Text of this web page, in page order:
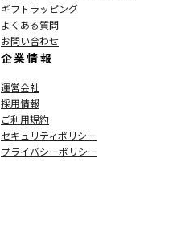
ギフトラッピング
よくある質問
お問い合わせ
企業情報
運営会社
採用情報
ご利用規約
セキュリティポリシー
プライバシーポリシー